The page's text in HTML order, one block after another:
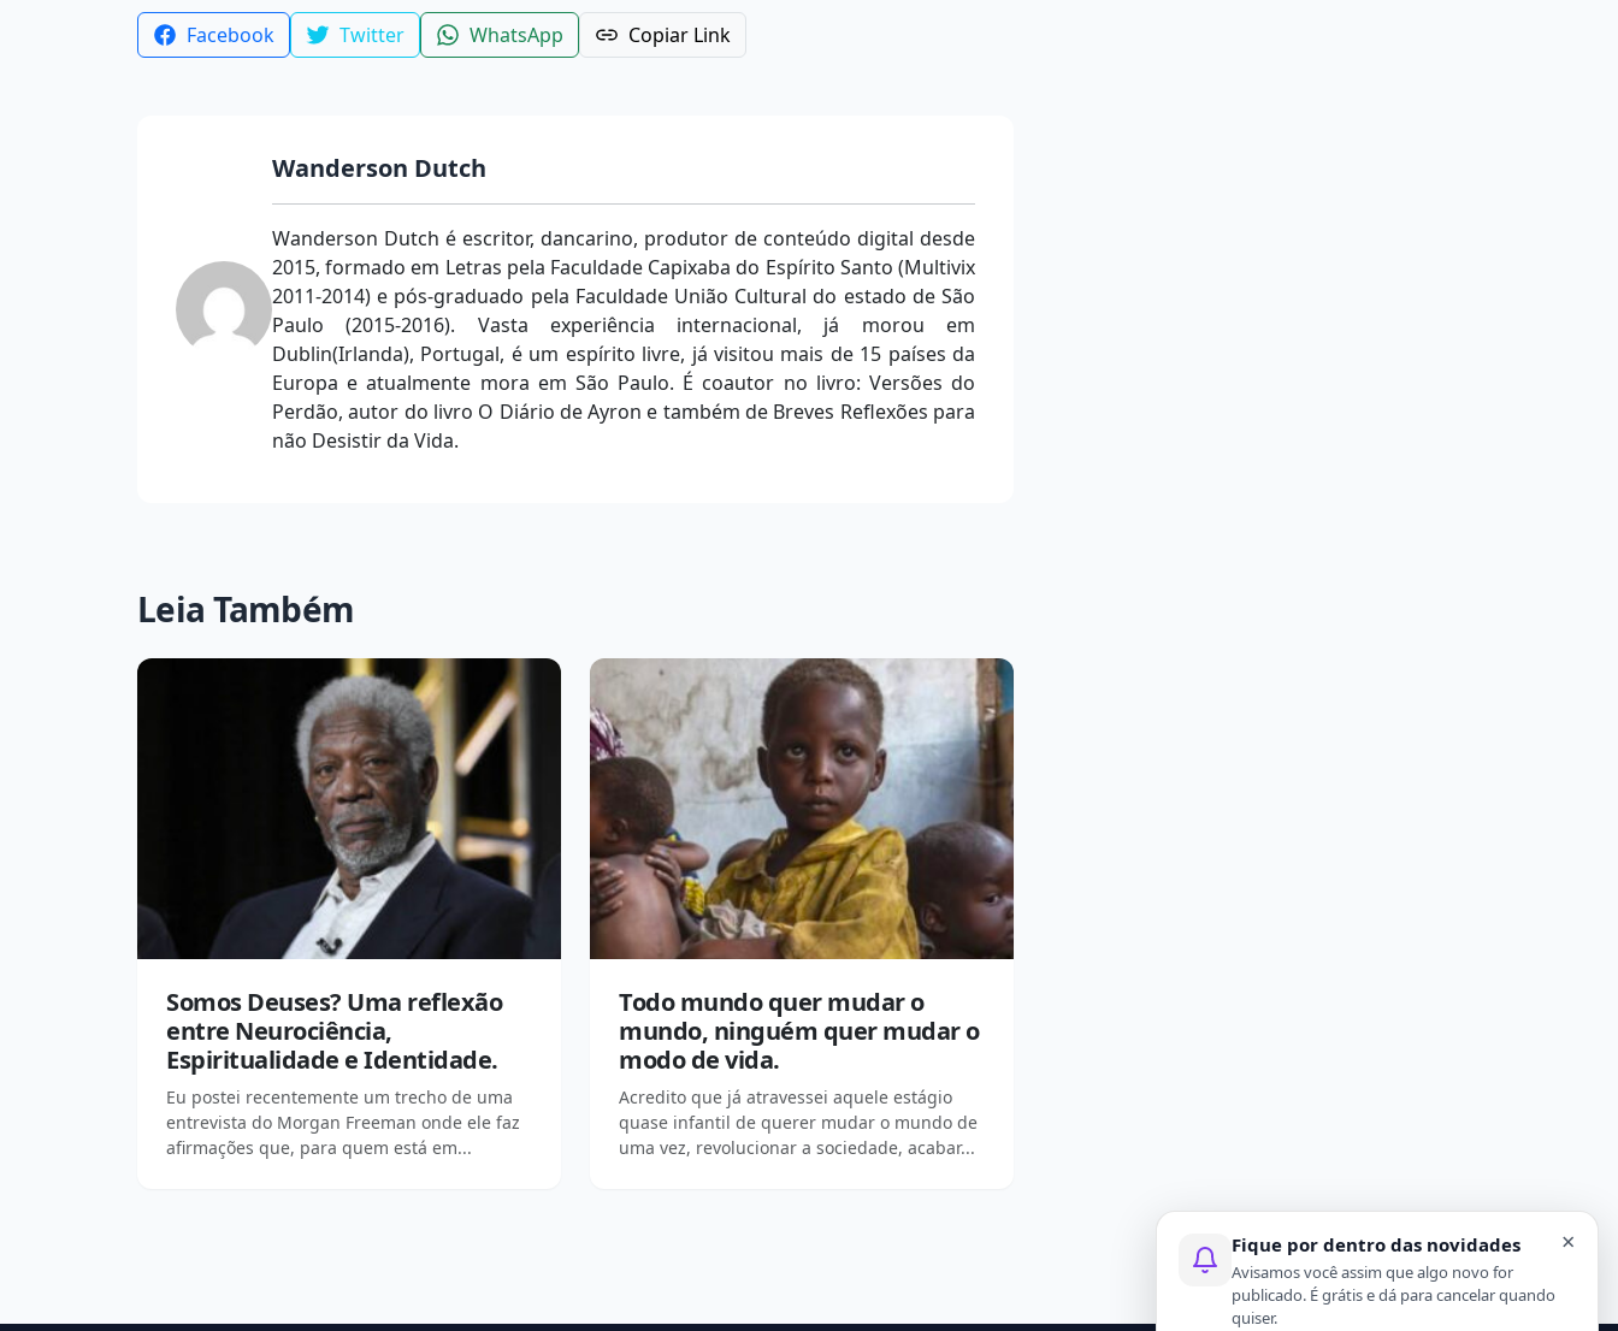
Facebook Twitter WhatsApp Copiar Link
Wanderson Dutch
Wanderson Dutch é escritor, dancarino, produtor de conteúdo digital desde
2015, formado em Letras pela Faculdade Capixaba do Espírito Santo (Multivix
2011-2014) e pós-graduado pela Faculdade União Cultural do estado de São
Paulo (2015-2016). Vasta experiência internacional, já morou em
Dublin(Irlanda), Portugal, é um espírito livre, já visitou mais de 15 países da
Europa e atualmente mora em São Paulo. É coautor no livro: Versões do
Perdão, autor do livro O Diário de Ayron e também de Breves Reflexões para
não Desistir da Vida.
Leia Também
Somos Deuses? Uma reflexão
entre Neurociência,
Espiritualidade e Identidade.
Eu postei recentemente um trecho de uma
entrevista do Morgan Freeman onde ele faz
afirmações que, para quem está em...
Todo mundo quer mudar o
mundo, ninguém quer mudar o
modo de vida.
Acredito que já atravessei aquele estágio
quase infantil de querer mudar o mundo de
uma vez, revolucionar a sociedade, acabar...
×
Fique por dentro das novidades
Avisamos você assim que algo novo for
publicado. É grátis e dá para cancelar quando
quiser.